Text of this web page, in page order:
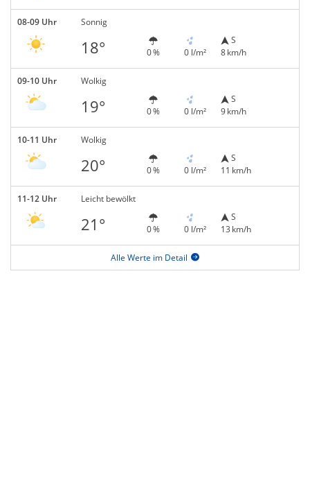
08-09 Uhr Sonnig
18° 0 % 0 l/m²
S
8 km/h
09-10 Uhr Wolkig
19° 0 % 0 l/m²
S
9 km/h
10-11 Uhr Wolkig
20° 0 % 0 l/m²
S
11 km/h
11-12 Uhr Leicht bewölkt
21° 0 % 0 l/m²
S
13 km/h
Alle Werte im Detail